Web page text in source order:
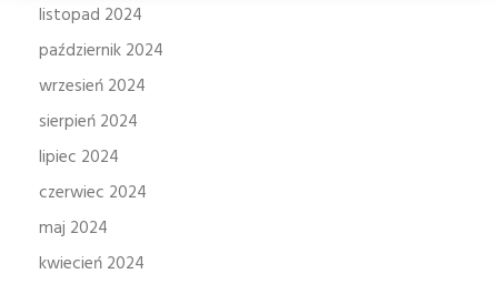
listopad 2024
październik 2024
wrzesień 2024
sierpień 2024
lipiec 2024
czerwiec 2024
maj 2024
kwiecień 2024